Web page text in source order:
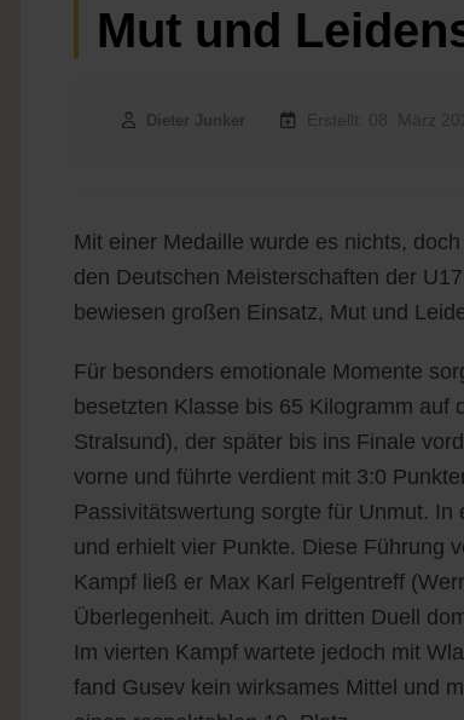
Mut und
Dieter Junker Erstellt: 08. März
Mit einer Medaille wurde es nichts,
den Deutschen Meisterschaften der
bewiesen großen Einsatz, Mut und
Für besonders emotionale Momente
besetzten Klasse bis 65 Kilogramm auf
Stralsund), der später bis ins Finale
vorne und führte verdient mit 3:0
Passivitätswertung sorgte für Unmut.
und erhielt vier Punkte. Diese Führung
Kampf ließ er Max Karl Felgentreff
Überlegenheit. Auch im dritten Duell
Im vierten Kampf wartete jedoch mit
fand Gusev kein wirksames Mittel und